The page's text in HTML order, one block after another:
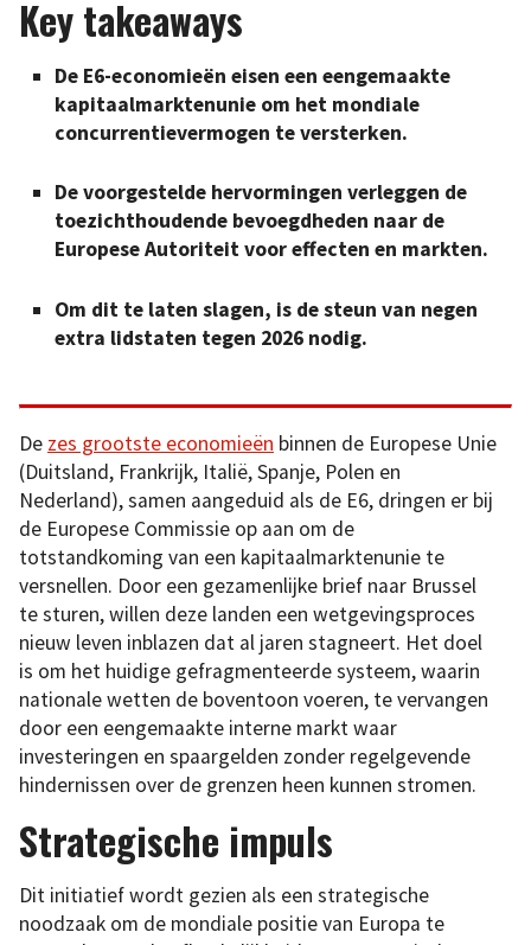
Key takeaways
De E6-economieën eisen een eengemaakte
kapitaalmarktenunie om het mondiale
concurrentievermogen te versterken.
De voorgestelde hervormingen verleggen de
toezichthoudende bevoegdheden naar de
Europese Autoriteit voor effecten en markten.
Om dit te laten slagen, is de steun van negen
extra lidstaten tegen 2026 nodig.
De zes grootste economieën binnen de Europese Unie
(Duitsland, Frankrijk, Italië, Spanje, Polen en
Nederland), samen aangeduid als de E6, dringen er bij
de Europese Commissie op aan om de
totstandkoming van een kapitaalmarktenunie te
versnellen. Door een gezamenlijke brief naar Brussel
te sturen, willen deze landen een wetgevingsproces
nieuw leven inblazen dat al jaren stagneert. Het doel
is om het huidige gefragmenteerde systeem, waarin
nationale wetten de boventoon voeren, te vervangen
door een eengemaakte interne markt waar
investeringen en spaargelden zonder regelgevende
hindernissen over de grenzen heen kunnen stromen.
Strategische impuls
Dit initiatief wordt gezien als een strategische
noodzaak om de mondiale positie van Europa te